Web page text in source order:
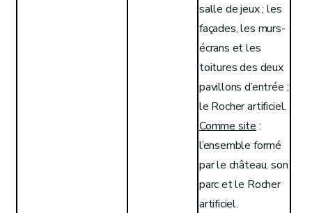
salle de jeux ; les
façades, les murs-
écrans et les
toitures des deux
pavillons d’entrée ;
le Rocher artificiel.
Comme site :
l’ensemble formé
par le château, son
parc et le Rocher
artificiel.